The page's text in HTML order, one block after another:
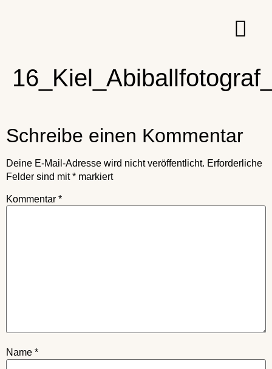
Schreibe einen Kommentar
Deine E-Mail-Adresse wird nicht veröffentlicht. Erforderliche
Felder sind mit* markiert
Kommentar *
Name *